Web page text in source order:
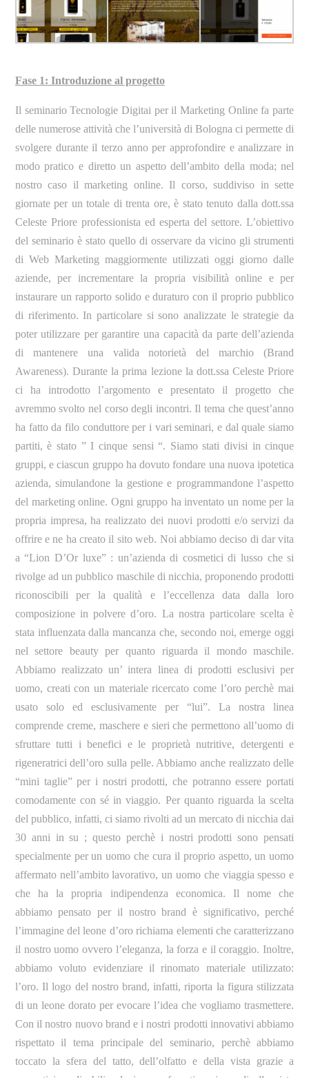
Fase 1: Introduzione al progetto
Il seminario Tecnologie Digitai per il Marketing Online fa parte
delle numerose attività che l’università di Bologna ci permette di
svolgere durante il terzo anno per approfondire e analizzare in
modo pratico e diretto un aspetto dell’ambito della moda; nel
nostro caso il marketing online. Il corso, suddiviso in sette
giornate per un totale di trenta ore, è stato tenuto dalla dott.ssa
Celeste Priore professionista ed esperta del settore. L’obiettivo
del seminario è stato quello di osservare da vicino gli strumenti
di Web Marketing maggiormente utilizzati oggi giorno dalle
aziende, per incrementare la propria visibilità online e per
instaurare un rapporto solido e duraturo con il proprio pubblico
di riferimento. In particolare si sono analizzate le strategie da
poter utilizzare per garantire una capacità da parte dell’azienda
di mantenere una valida notorietà del marchio (Brand
Awareness). Durante la prima lezione la dott.ssa Celeste Priore
ci ha introdotto l’argomento e presentato il progetto che
avremmo svolto nel corso degli incontri. Il tema che quest’anno
ha fatto da filo conduttore per i vari seminari, e dal quale siamo
partiti, è stato ” I cinque sensi “. Siamo stati divisi in cinque
gruppi, e ciascun gruppo ha dovuto fondare una nuova ipotetica
azienda, simulandone la gestione e programmandone l’aspetto
del marketing online. Ogni gruppo ha inventato un nome per la
propria impresa, ha realizzato dei nuovi prodotti e/o servizi da
offrire e ne ha creato il sito web. Noi abbiamo deciso di dar vita
a “Lion D’Or luxe” : un’azienda di cosmetici di lusso che si
rivolge ad un pubblico maschile di nicchia, proponendo prodotti
riconoscibili per la qualità e l’eccellenza data dalla loro
composizione in polvere d’oro. La nostra particolare scelta è
stata influenzata dalla mancanza che, secondo noi, emerge oggi
nel settore beauty per quanto riguarda il mondo maschile.
Abbiamo realizzato un’ intera linea di prodotti esclusivi per
uomo, creati con un materiale ricercato come l’oro perchè mai
usato solo ed esclusivamente per “lui”. La nostra linea
comprende creme, maschere e sieri che permettono all’uomo di
sfruttare tutti i benefici e le proprietà nutritive, detergenti e
rigeneratrici dell’oro sulla pelle. Abbiamo anche realizzato delle
“mini taglie” per i nostri prodotti, che potranno essere portati
comodamente con sé in viaggio. Per quanto riguarda la scelta
del pubblico, infatti, ci siamo rivolti ad un mercato di nicchia dai
30 anni in su ; questo perchè i nostri prodotti sono pensati
specialmente per un uomo che cura il proprio aspetto, un uomo
affermato nell’ambito lavorativo, un uomo che viaggia spesso e
che ha la propria indipendenza economica. Il nome che
abbiamo pensato per il nostro brand è significativo, perché
l’immagine del leone d’oro richiama elementi che caratterizzano
il nostro uomo ovvero l’eleganza, la forza e il coraggio. Inoltre,
abbiamo voluto evidenziare il rinomato materiale utilizzato:
l’oro. Il logo del nostro brand, infatti, riporta la figura stilizzata
di un leone dorato per evocare l’idea che vogliamo trasmettere.
Con il nostro nuovo brand e i nostri prodotti innovativi abbiamo
rispettato il tema principale del seminario, perchè abbiamo
toccato la sfera del tatto, dell’olfatto e della vista grazie a